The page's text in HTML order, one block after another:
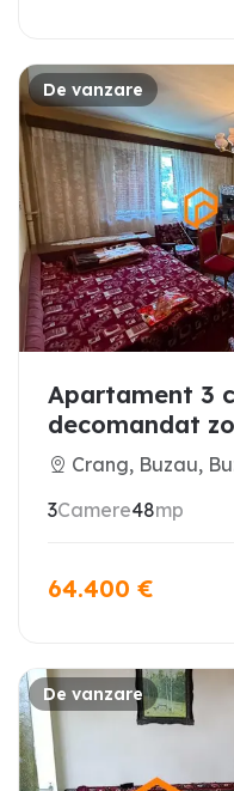
De vanzare
Apartament 3
decomandat
Crang, Buzau,
3Camere48mp
64.400 €
De vanzare